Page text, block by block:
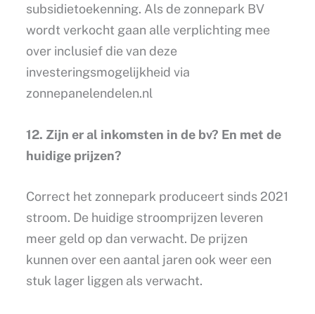
subsidietoekenning. Als de zonnepark BV
wordt verkocht gaan alle verplichting mee
over inclusief die van deze
investeringsmogelijkheid via
zonnepanelendelen.nl
12. Zijn er al inkomsten in de bv? En met de
huidige prijzen?
Correct het zonnepark produceert sinds 2021
stroom. De huidige stroomprijzen leveren
meer geld op dan verwacht. De prijzen
kunnen over een aantal jaren ook weer een
stuk lager liggen als verwacht.